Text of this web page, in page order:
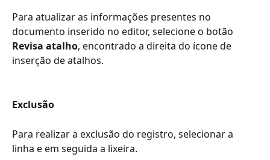
Para atualizar as informações presentes no
documento inserido no editor, selecione o botão
Revisa atalho, encontrado a direita do ícone de
inserção de atalhos.
Exclusão
Para realizar a exclusão do registro, selecionar a
linha e em seguida a lixeira.